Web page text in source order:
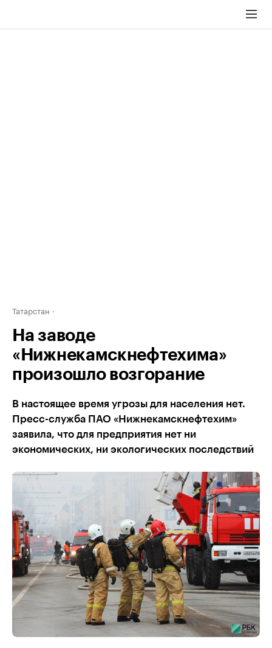
Татарстан
На заводе
«Нижнекамскнефтехима»
произошло возгорание
В настоящее время угрозы для населения нет.
Пресс-служба ПАО «Нижнекамскнефтехим»
заявила, что для предприятия нет ни
экономических, ни экологических последствий